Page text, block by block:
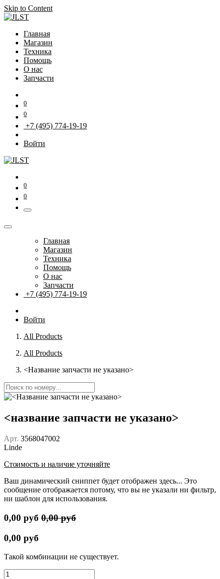
Skip to Content
Главная
Магазин
Техника
Помощь
О нас
Запчасти
0
0
+7 (495) 774-19-19
Войти
0
0
Главная
Магазин
Техника
Помощь
О нас
Запчасти
+7 (495) 774-19-19
Войти
All Products
All Products
<Название запчасти не указано>
<название запчасти не указано>
Арт. 3568047002
Linde
Стоимость и наличие уточняйте
Ваш динамический сниппет будет отображен здесь... Это
сообщение отображается потому, что вы не указали ни фильтр,
ни шаблон для использования.
0,00 руб 0,00руб
0,00 руб
Такой комбинации не существует.